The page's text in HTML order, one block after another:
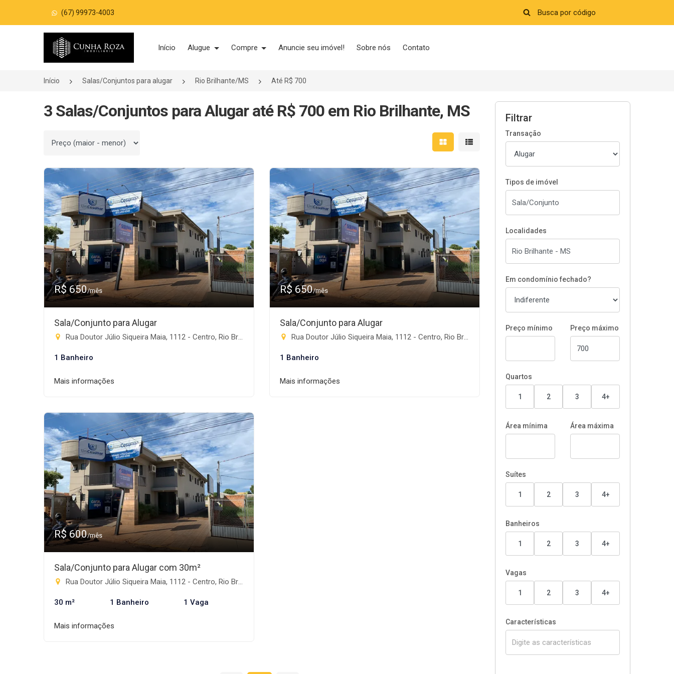
(67) 99973-4003
Página inicial
Início Alugue Compre Anuncie seu imóvel! Sobre nós Contato
Início Salas/Conjuntos para alugar Rio Brilhante/MS Até R$ 700
3 Salas/Conjuntos para Alugar até R$ 700 em Rio Brilhante, MS
Ordenar por Mostrar resultados em grade
Mostrar resultados em lista
R$ 650/mês
Sala/Conjunto para Alugar
Rua Doutor Júlio Siqueira Maia, 1112 - Centro, Rio Brilhante-MS
1 Banheiro
Mais informações
R$ 650/mês
Sala/Conjunto para Alugar
Rua Doutor Júlio Siqueira Maia, 1112 - Centro, Rio Brilhante-MS
1 Banheiro
Mais informações
R$ 600/mês
Sala/Conjunto para Alugar com 30m²
Rua Doutor Júlio Siqueira Maia, 1112 - Centro, Rio Brilhante-MS
30 m² 1 Banheiro 1 Vaga
Mais informações
Filtrar
Transação
Tipos de imóvel
Localidades
Em condomínio fechado?
Preço mínimo Preço máximo
Quartos
1 2 3 4+
Área mínima Área máxima
Suítes
1 2 3 4+
Banheiros
1 2 3 4+
Vagas
1 2 3 4+
Características